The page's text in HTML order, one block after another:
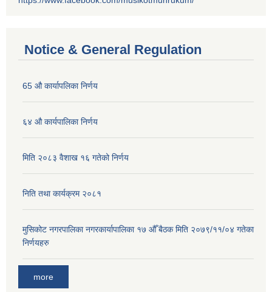
Notice & General Regulation
65 औ कार्यापलिका निर्णय
६४ औ कार्यपालिका निर्णय
मिति २०८३ वैशाख १६ गतेको निर्णय
निति तथा कार्यक्रम २०८१
मुसिकोट नगरपालिका नगरकार्यापालिका १७ औँ बैठक मिति २०७९/११/०४ गतेका
निर्णयहरु
more